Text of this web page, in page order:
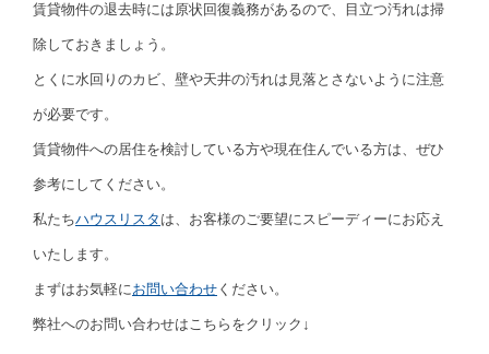
賃貸物件の退去時には原状回復義務があるので、目立つ汚れは掃
除しておきましょう。
とくに水回りのカビ、壁や天井の汚れは見落とさないように注意
が必要です。
賃貸物件への居住を検討している方や現在住んでいる方は、ぜひ
参考にしてください。
私たちハウスリスタ は、お客様のご要望にスピーディーにお応え
いたします。
まずはお気軽にお問い合わせ ください。
弊社へのお問い合わせはこちらをクリック↓